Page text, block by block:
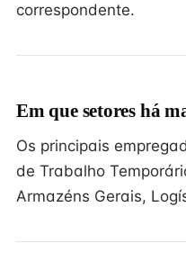
correspondente.
Em que setores há
Os principais
de Trabalho
Armazéns Gerais,